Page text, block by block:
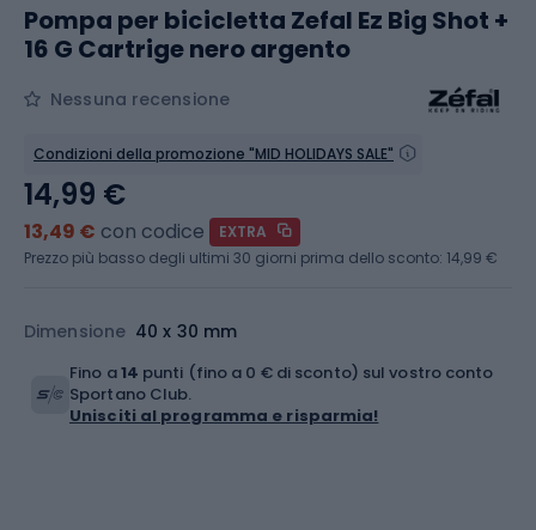
Pompa per bicicletta Zefal Ez Big Shot +
16 G Cartrige nero argento
Nessuna recensione
Condizioni della promozione "MID HOLIDAYS SALE"
Dimensione 40 x 30 mm
14,99 €
13,49 € con codice
EXTRA
Prezzo più basso degli ultimi 30 giorni prima dello sconto: 14,99 €
Fino a14 punti (fino a 0 € di sconto) sul vostro conto
Sportano Club.
Unisciti al programma e risparmia!